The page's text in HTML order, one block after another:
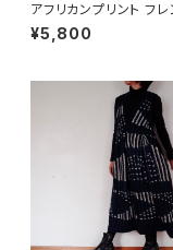
アフリカンプリント フ
¥5,800